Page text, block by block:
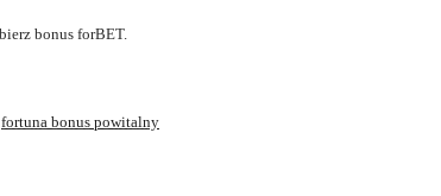
bonus forBET.
fortuna bonus powitalny